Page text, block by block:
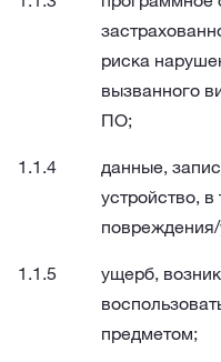
риска
вызванного
ПО;
данные,
устройство, в
ущерб,
предметом;